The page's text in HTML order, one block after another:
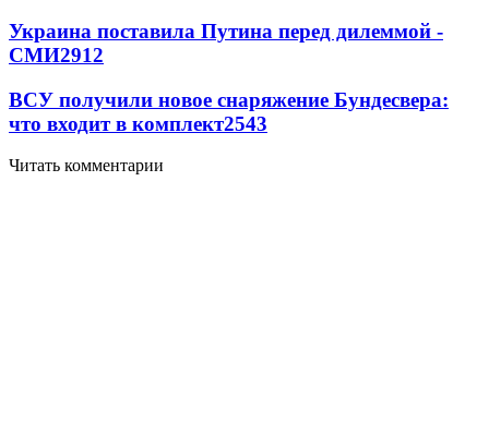
Украина поставила Путина перед дилеммой -
СМИ2912
ВСУ получили новое снаряжение Бундесвера:
что входит в комплект2543
Читать комментарии